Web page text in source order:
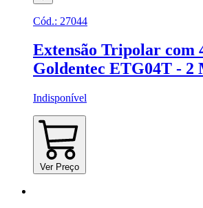
Cód.: 27044
Extensão Tripolar com
Goldentec ETG04T - 2
Indisponível
Ver Preço